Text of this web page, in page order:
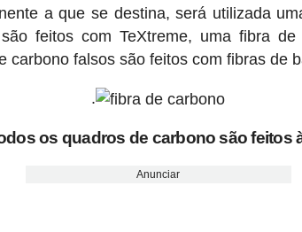
a que se destina, será utilizada
feitos com TeXtreme, uma fibra
carbono falsos são feitos com fibras de
.
os quadros de carbono são feitos
Anunciar